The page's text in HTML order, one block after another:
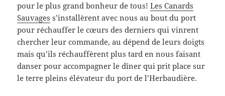
pour le plus grand bonheur de tous!Les Canards
Sauvages s’installèrent avec nous au bout du port
pour réchauffer le cœurs des derniers qui vinrent
chercher leur commande, au dépend de leurs doigts
mais qu’ils réchauffèrent plus tard en nous faisant
danser pour accompagner le dîner qui prit place sur
le terre pleins élévateur du port de l’Herbaudière.